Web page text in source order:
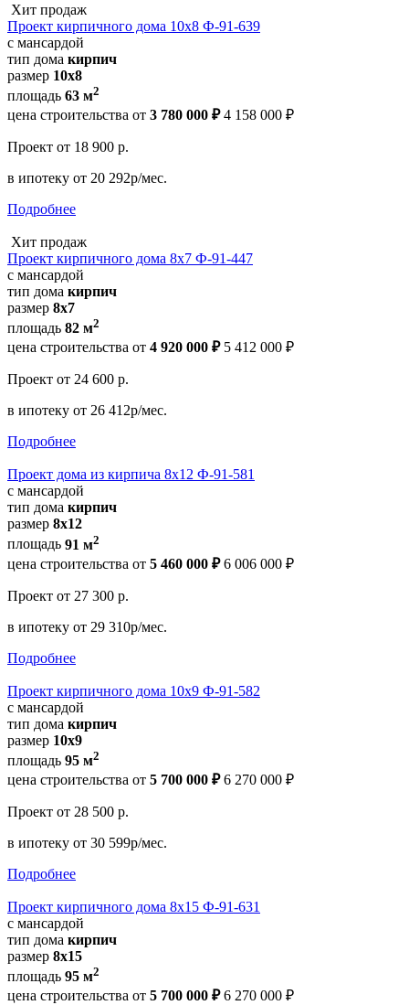
Хит продаж
Проект кирпичного дома 10х8 Ф-91-639
с мансардой
тип дома кирпич
размер 10x8
площадь 63 м2
цена строительства от 3 780 000 ₽ 4 158 000 ₽
Проект от 18 900 р.
в ипотеку от 20 292р/мес.
Подробнее
Хит продаж
Проект кирпичного дома 8х7 Ф-91-447
с мансардой
тип дома кирпич
размер 8х7
площадь 82 м2
цена строительства от 4 920 000 ₽ 5 412 000 ₽
Проект от 24 600 р.
в ипотеку от 26 412р/мес.
Подробнее
Проект дома из кирпича 8х12 Ф-91-581
с мансардой
тип дома кирпич
размер 8х12
площадь 91 м2
цена строительства от 5 460 000 ₽ 6 006 000 ₽
Проект от 27 300 р.
в ипотеку от 29 310р/мес.
Подробнее
Проект кирпичного дома 10х9 Ф-91-582
с мансардой
тип дома кирпич
размер 10х9
площадь 95 м2
цена строительства от 5 700 000 ₽ 6 270 000 ₽
Проект от 28 500 р.
в ипотеку от 30 599р/мес.
Подробнее
Проект кирпичного дома 8х15 Ф-91-631
с мансардой
тип дома кирпич
размер 8x15
площадь 95 м2
цена строительства от 5 700 000 ₽ 6 270 000 ₽